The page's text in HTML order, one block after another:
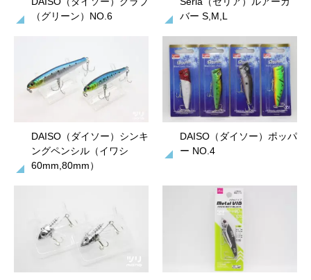
（グリーン）NO.6
バー S,M,L
DAISO（ダイソー）シンキ
ングペンシル（イワシ
60mm,80mm）
DAISO（ダイソー）ポッパ
ー NO.4